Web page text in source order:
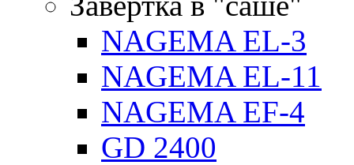
NAGEMA EL-3
NAGEMA EL-11
NAGEMA EF-4
GD 2400